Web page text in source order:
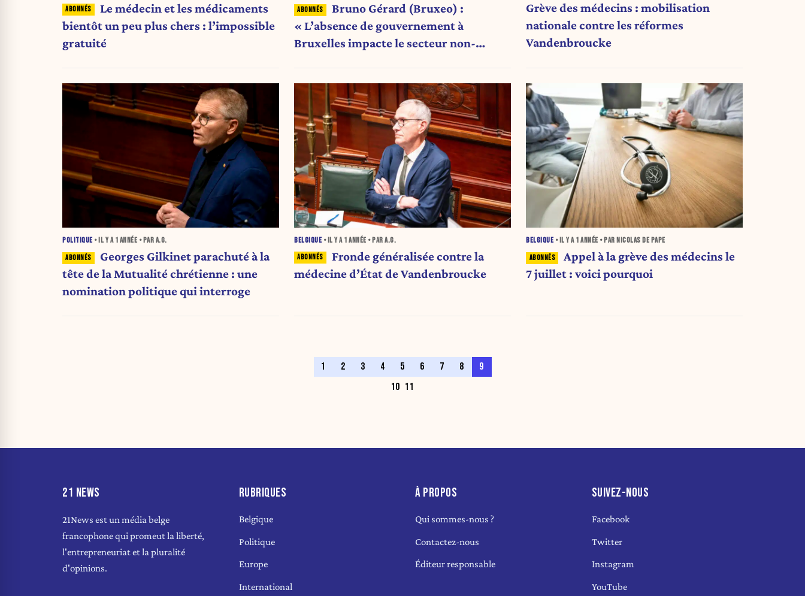
Le médecin et les médicaments
bientôt un peu plus chers : l’impossible
gratuité
Bruno Gérard (Bruxeo) :
« L’absence de gouvernement à
Bruxelles impacte le secteur non-
Grève des médecins : mobilisation
nationale contre les réformes
Vandenbroucke
POLITIQUE • IL Y A 1 ANNÉE • PAR A.G.
Georges Gilkinet parachuté à la
tête de la Mutualité chrétienne : une
nomination politique qui interroge
BELGIQUE • IL Y A 1 ANNÉE • PAR A.G.
Fronde généralisée contre la
médecine d’État de Vandenbroucke
BELGIQUE • IL Y A 1 ANNÉE • PAR NICOLAS DE PAPE
Appel à la grève des médecins le
7 juillet : voici pourquoi
1 2 3 4 5 6 7 8
9
10 11
21 NEWS
21News est un média belge
francophone qui promeut la liberté,
l'entrepreneuriat et la pluralité
d'opinions.
RUBRIQUES
Belgique
Politique
Europe
International
À PROPOS
Qui sommes-nous ?
Contactez-nous
Éditeur responsable
SUIVEZ-NOUS
Facebook
Twitter
Instagram
YouTube